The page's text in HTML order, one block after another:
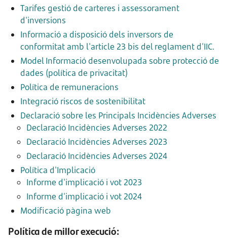
Tarifes gestió de carteres i assessorament
d'inversions
Informació a disposició dels inversors de
conformitat amb l'article 23 bis del reglament d'IIC.
Model Informació desenvolupada sobre protecció de
dades (política de privacitat)
Política de remuneracions
Integració riscos de sostenibilitat
Declaració sobre les Principals Incidències Adverses
Declaració Incidències Adverses 2022
Declaració Incidències Adverses 2023
Declaració Incidències Adverses 2024
Política d'Implicació
Informe d'implicació i vot 2023
Informe d'implicació i vot 2024
Modificació pàgina web
Política de millor execució: